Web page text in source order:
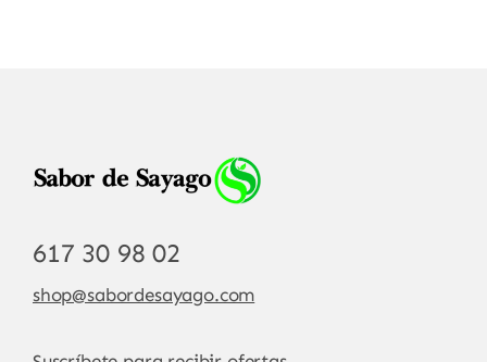
617 30 98 02
shop@sabordesayago.com